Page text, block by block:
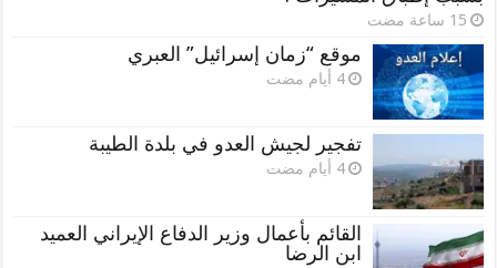
موقع “زمان إسرائيل” العبري
‏4 أيام مضت
تفجير لجيش العدو في بلدة الطيبة
‏4 أيام مضت
القائم بأعمال وزير الدفاع الإيراني العميد
ابن الرضا